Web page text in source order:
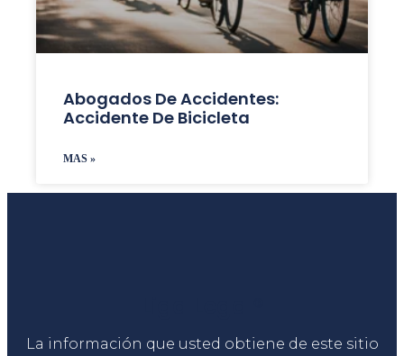
Abogados De Accidentes:
Accidente De Bicicleta
MAS »
La información que usted obtiene de este sitio